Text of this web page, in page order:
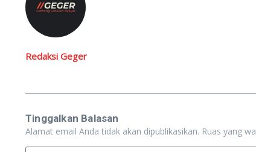
Redaksi Geger
Tinggalkan Balasan
Alamat email Anda tidak akan dipublikasikan. Ruas yang